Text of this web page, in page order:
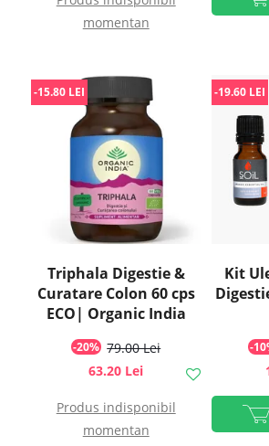
momentan
Triphala Digestie &
Curatare Colon 60 cps
ECO| Organic India
-20% 79.00 Lei
-15.80 LEI
63.20 Lei
Produs indisponibil
momentan
Kit
-
-19.60 LEI